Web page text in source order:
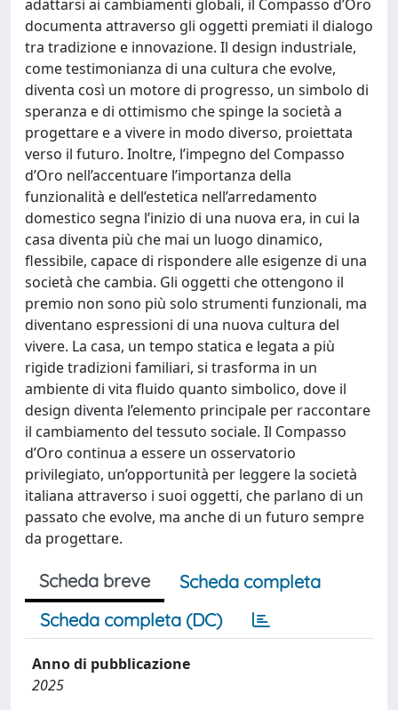
adattarsi ai cambiamenti globali, il Compasso d’Oro
documenta attraverso gli oggetti premiati il dialogo
tra tradizione e innovazione. Il design industriale,
come testimonianza di una cultura che evolve,
diventa così un motore di progresso, un simbolo di
speranza e di ottimismo che spinge la società a
progettare e a vivere in modo diverso, proiettata
verso il futuro. Inoltre, l’impegno del Compasso
d’Oro nell’accentuare l’importanza della
funzionalità e dell’estetica nell’arredamento
domestico segna l’inizio di una nuova era, in cui la
casa diventa più che mai un luogo dinamico,
flessibile, capace di rispondere alle esigenze di una
società che cambia. Gli oggetti che ottengono il
premio non sono più solo strumenti funzionali, ma
diventano espressioni di una nuova cultura del
vivere. La casa, un tempo statica e legata a più
rigide tradizioni familiari, si trasforma in un
ambiente di vita fluido quanto simbolico, dove il
design diventa l’elemento principale per raccontare
il cambiamento del tessuto sociale. Il Compasso
d’Oro continua a essere un osservatorio
privilegiato, un’opportunità per leggere la società
italiana attraverso i suoi oggetti, che parlano di un
passato che evolve, ma anche di un futuro sempre
da progettare.
Scheda breve
Scheda completa
Scheda completa (DC)
Anno di pubblicazione
2025